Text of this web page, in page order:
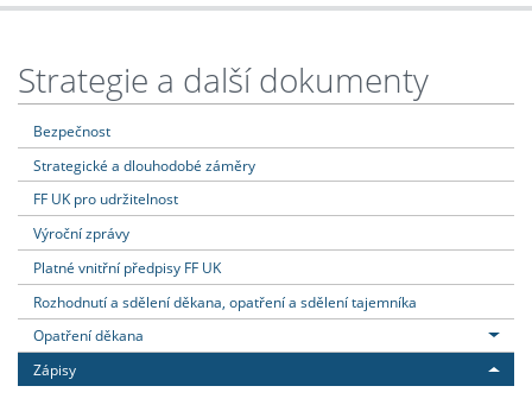
Strategie a další dokumenty
Bezpečnost
Strategické a dlouhodobé záměry
FF UK pro udržitelnost
Výroční zprávy
Platné vnitřní předpisy FF UK
Rozhodnutí a sdělení děkana, opatření a sdělení tajemníka
Opatření děkana
Zápisy